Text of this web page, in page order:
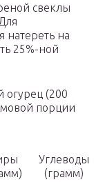
свеклы
натереть на
25%-ной
огурец (200
порции
Углеводы
(грамм)